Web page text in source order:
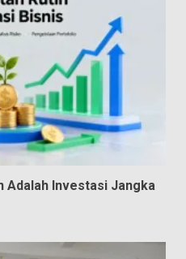
Adalah Investasi Jangka